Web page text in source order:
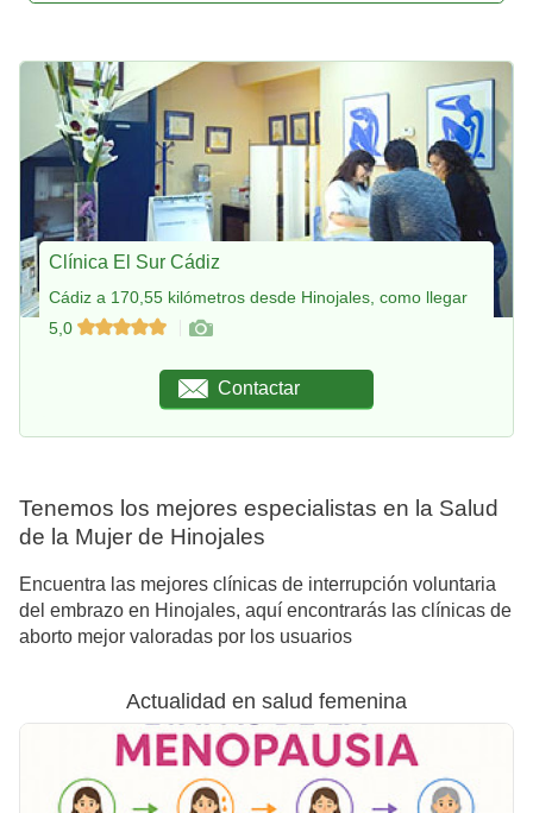
Clínica El Sur Cádiz
Cádiz a 170,55 kilómetros desde Hinojales, como llegar
5,0
Contactar
Tenemos los mejores especialistas en la Salud
de la Mujer de Hinojales
Encuentra las mejores clínicas de interrupción voluntaria
del embrazo en Hinojales, aquí encontrarás las clínicas de
aborto mejor valoradas por los usuarios
Actualidad en salud femenina